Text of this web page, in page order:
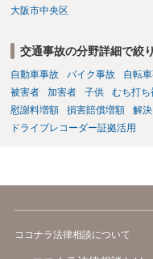
大阪市中央区
交通事故の分野詳細で絞
自動車事故 バイク事故 自転
被害者
加害者 子供 むち打ち
慰謝料増額
損害賠償増額 解
ドライブレコーダー証拠活用
ココナラ法律相談について